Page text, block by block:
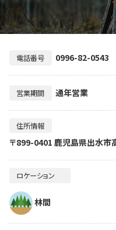
電話番号 0996-82-0543
営業期間 通年営業
住所情報
〒899-0401 鹿児島県出水市
ロケーション
林間